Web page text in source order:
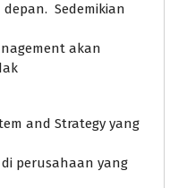
Sedemikian
akan
and Strategy yang
perusahaan yang